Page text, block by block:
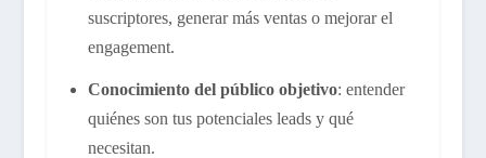
suscriptores, generar más ventas o mejorar el
engagement.
Conocimiento del público objetivo: entender
quiénes son tus potenciales leads y qué
necesitan.